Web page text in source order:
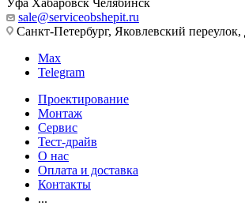
Уфа Хабаровск Челябинск
sale@serviceobshepit.ru
Санкт-Петербург, Яковлевский
Max
Telegram
Проектирование
Монтаж
Сервис
Тест-драйв
О нас
Оплата и доставка
Контакты
...